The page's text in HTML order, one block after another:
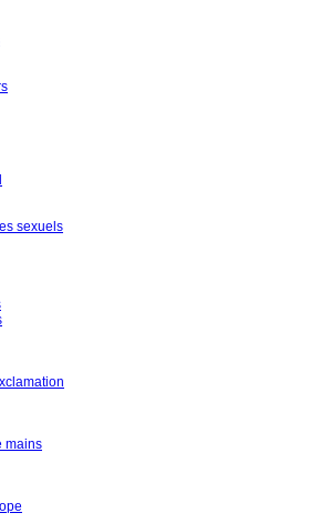
sexuels
mains